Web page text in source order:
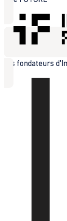
Les fondateurs